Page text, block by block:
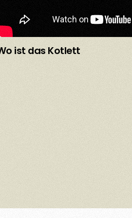
ist das Kotlett